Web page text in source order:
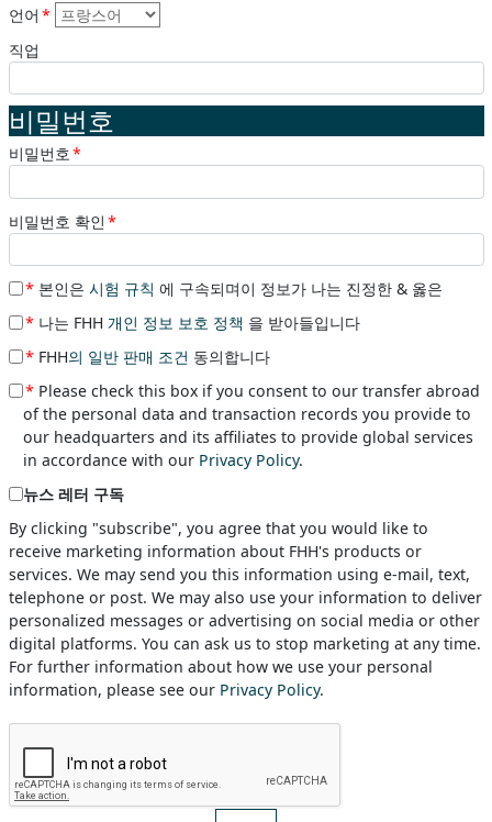
언어 *
직업
비밀번호
비밀번호*
비밀번호 확인 *
* 본인은 시험 규칙 에 구속되며이 정보가 나는 진정한 & 옳은
* 나는 FHH 개인 정보 보호 정책 을 받아들입니다
* FHH의 일반 판매 조건 동의합니다
* Please check this box if you consent to our transfer abroad
of the personal data and transaction records you provide to
our headquarters and its affiliates to provide global services
in accordance with our Privacy Policy.
뉴스 레터 구독
By clicking "subscribe", you agree that you would like to
receive marketing information about FHH's products or
services. We may send you this information using e-mail, text,
telephone or post. We may also use your information to deliver
personalized messages or advertising on social media or other
digital platforms. You can ask us to stop marketing at any time.
For further information about how we use your personal
information, please see our Privacy Policy.